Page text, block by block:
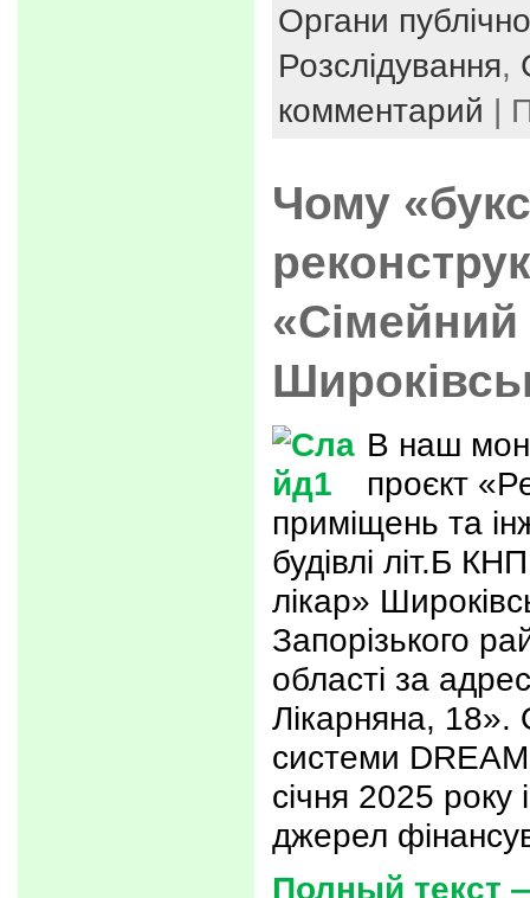
Органи
Розслідування,
комментарий |
Чому
«Сімейний
В наш
проєкт
приміщень та
будівлі літ.Б
лікар»
Запорізького
області за
Лікарняна, 18».
системи
січня 2025 року
джерел
Полный текст